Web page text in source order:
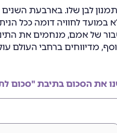
לבן שלו. בארבעת
לחוויה דומה ככל
של אמם, מנחמים את
מדיווחים ברחבי
את הסכום בתיבת "סכום